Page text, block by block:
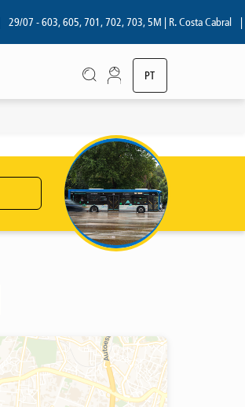
29/07 - 603, 605, 701, 702, 703, 5M | R. Costa Cabral |
PT